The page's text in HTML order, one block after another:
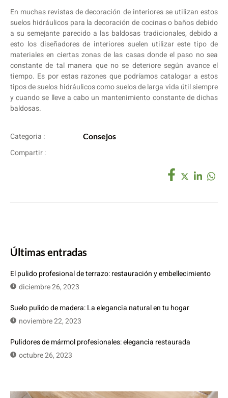
En muchas revistas de decoración de interiores se utilizan estos
suelos hidráulicos para la decoración de cocinas o baños debido
a su semejante parecido a las baldosas tradicionales, debido a
esto los diseñadores de interiores suelen utilizar este tipo de
materiales en ciertas zonas de las casas donde el paso no sea
constante de tal manera que no se deteriore según avance el
tiempo. Es por estas razones que podríamos catalogar a estos
tipos de suelos hidráulicos como suelos de larga vida útil siempre
y cuando se lleve a cabo un mantenimiento constante de dichas
baldosas.
Categoria : Consejos
Compartir :
Últimas entradas
El pulido profesional de terrazo: restauración y embellecimiento
diciembre 26, 2023
Suelo pulido de madera: La elegancia natural en tu hogar
noviembre 22, 2023
Pulidores de mármol profesionales: elegancia restaurada
octubre 26, 2023